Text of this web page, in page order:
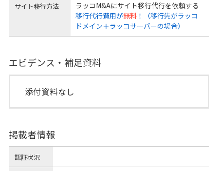
サイト移行方法
ラッコM&Aにサイト移行代行を依頼する
移行代行費用が無料！（移行先がラッコ
ドメイン＋ラッコサーバーの場合）
エビデンス・補足資料
添付資料なし
掲載者情報
認証状況